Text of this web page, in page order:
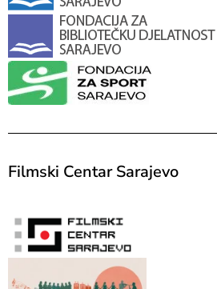
Filmski Centar Sarajevo